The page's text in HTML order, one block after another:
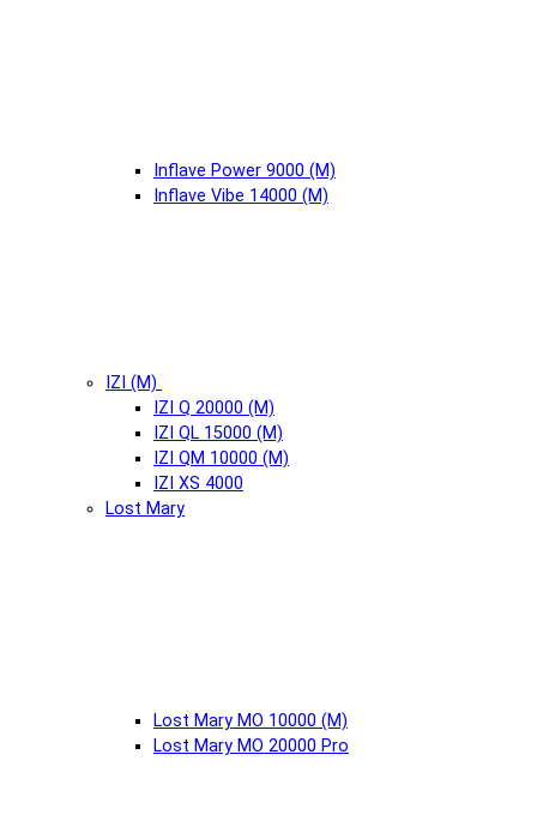
Inflave Power 9000 (М)
Inflave Vibe 14000 (М)
IZI (М)
IZI Q 20000 (М)
IZI QL 15000 (М)
IZI QM 10000 (М)
IZI XS 4000
Lost Mary
Lost Mary MO 10000 (М)
Lost Mary MO 20000 Pro